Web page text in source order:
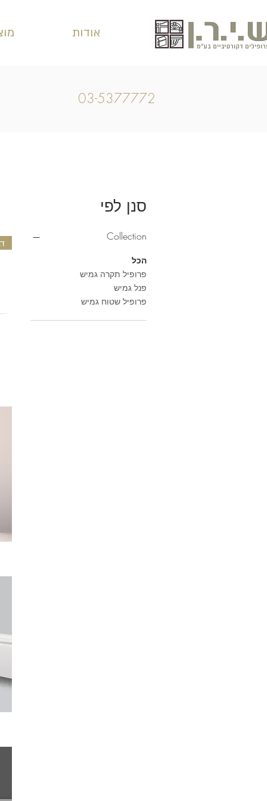
אודות
03-5377772
סנן לפי
Collection
הכל
פרופיל תקרה גמיש
פנל גמיש
פרופיל שטוח גמיש